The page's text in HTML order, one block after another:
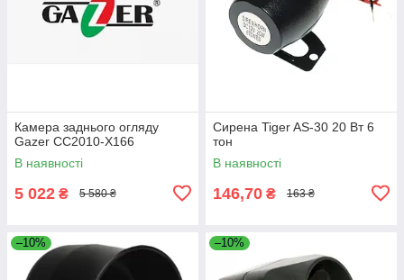
Камера заднього огляду
Gazer CC2010-X166
В наявності
5 022 ₴ 5 580 ₴
Сирена Tiger AS-30 20 Вт 6
тон
В наявності
146,70 ₴ 163 ₴
–10% –10%